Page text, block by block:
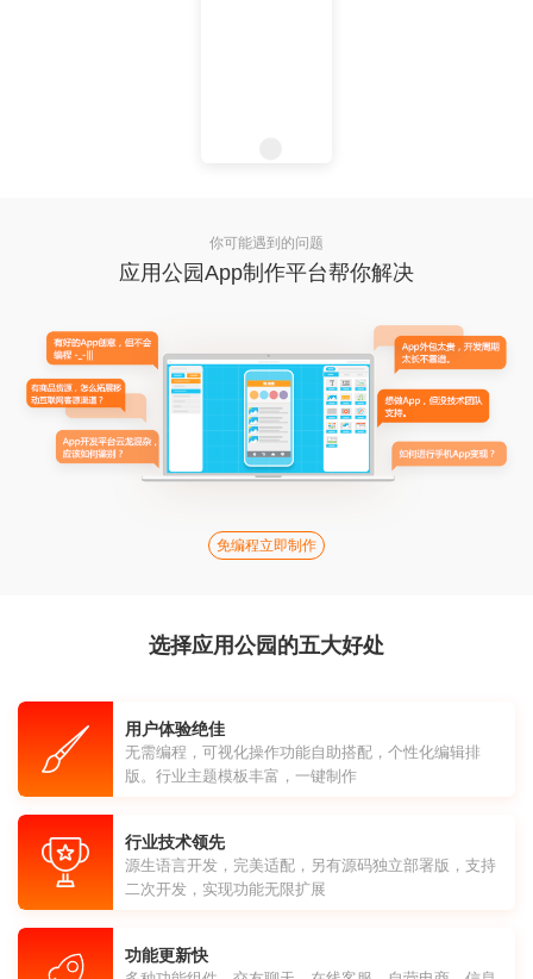
你可能遇到的问题
应用公园App制作平台帮你解决
免编程立即制作
选择应用公园的五大好处
用户体验绝佳
无需编程，可视化操作功能自助搭配，个性化编辑排
版。行业主题模板丰富，一键制作
行业技术领先
源生语言开发，完美适配，另有源码独立部署版，支持
二次开发，实现功能无限扩展
功能更新快